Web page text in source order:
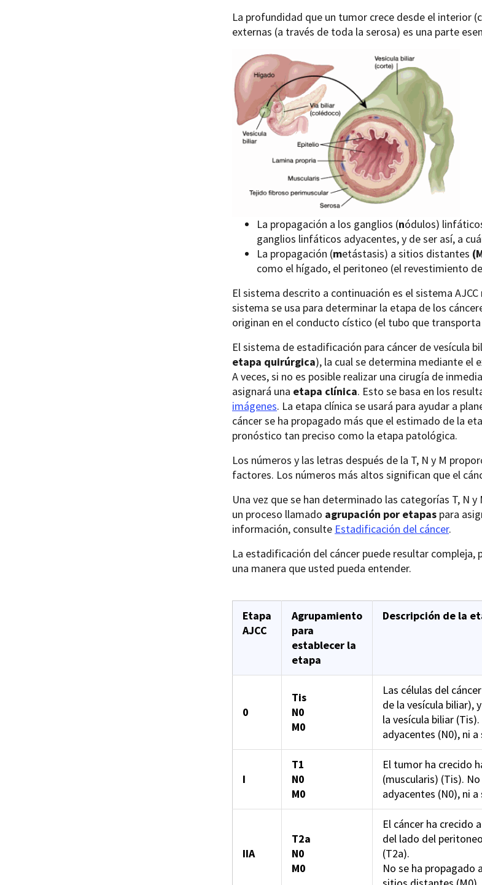
La profundidad que un tumor crece desde el interior
externas (a través de toda la serosa) es una parte
La propagación a los ganglios (nódulos)
ganglios linfáticos adyacentes, y de ser así, a
La propagación (metástasis) a sitios distantes
como el hígado, el peritoneo (el revestimiento
El sistema descrito a continuación es el sistema
sistema se usa para determinar la etapa de los
originan en el conducto cístico (el tubo que
El sistema de estadificación para cáncer de vesícula
etapa quirúrgica), la cual se determina mediante el
A veces, si no es posible realizar una cirugía de
asignará una etapa clínica. Esto se basa en los
imágenes. La etapa clínica se usará para ayudar a
cáncer se ha propagado más que el estimado de la
pronóstico tan preciso como la etapa patológica.
Los números y las letras después de la T, N y M
factores. Los números más altos significan que el
Una vez que se han determinado las categorías T, N
un proceso llamado agrupación por etapas para
información, consulte Estadificación del cáncer.
La estadificación del cáncer puede resultar
una manera que usted pueda entender.
Etapa
AJCC
Agrupamiento
para
establecer la
etapa
Descripción de la
0
Tis
N0
M0
Las células del
de la vesícula biliar),
la vesícula biliar
adyacentes (N0), ni
I
T1
N0
M0
El tumor ha crecido
(muscularis) (Tis).
adyacentes (N0), ni
IIA
T2a
N0
M0
El cáncer ha crecido
del lado del
(T2a).
No se ha propagado